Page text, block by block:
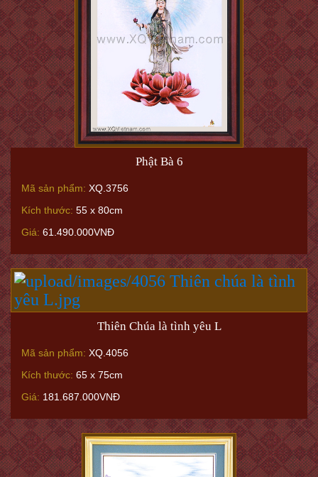
Phật Bà 6
Mã sản phẩm: XQ.3756
Kích thước: 55 x 80cm
Giá: 61.490.000VNĐ
Thiên Chúa là tình yêu L
Mã sản phẩm: XQ.4056
Kích thước: 65 x 75cm
Giá: 181.687.000VNĐ